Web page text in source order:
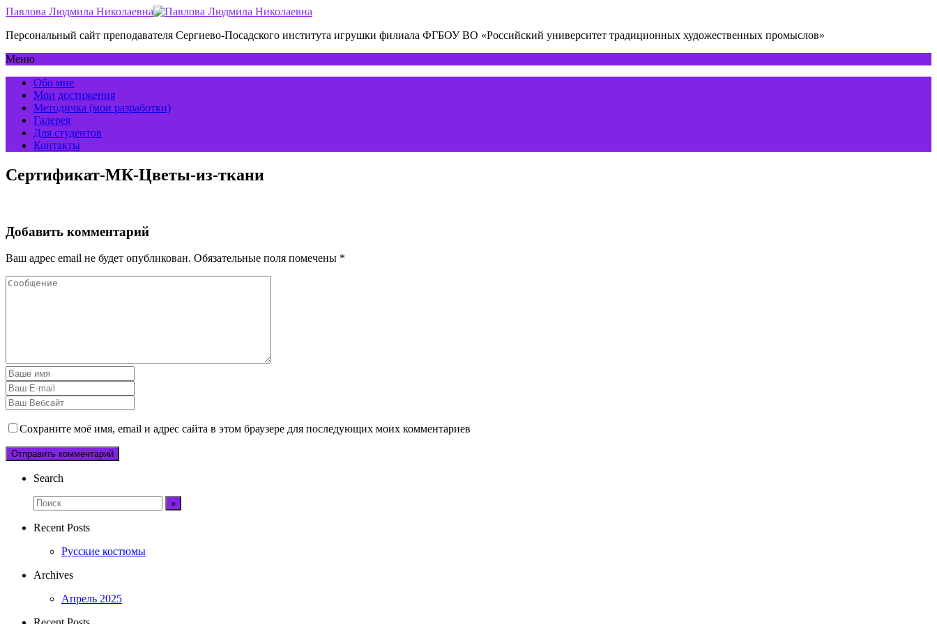
Павлова Людмила Николаевна
Персональный сайт преподавателя Сергиево-Посадского института игрушки филиала ФГБОУ ВО «Российский университет традиционных художественных промыслов»
Меню
Обо мне
Мои достижения
Методичка (мои разработки)
Галерея
Для студентов
Контакты
Сертификат-МК-Цветы-из-ткани
Добавить комментарий
Ваш адрес email не будет опубликован. Обязательные поля помечены *
Сохраните моё имя, email и адрес сайта в этом браузере для последующих моих комментариев
Search
Recent Posts
Русские костюмы
Archives
Апрель 2025